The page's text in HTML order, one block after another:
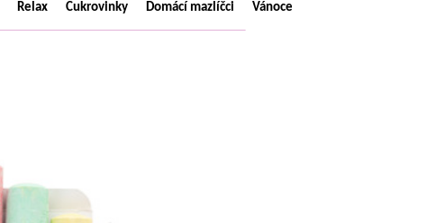
Relax Cukrovinky Domácí mazlíčci Vánoce